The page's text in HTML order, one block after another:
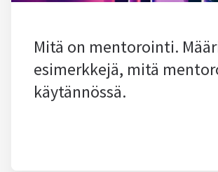
Mitä on mentorointi.
esimerkkejä, mitä
käytännössä.